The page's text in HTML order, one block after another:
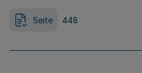
Seite 448